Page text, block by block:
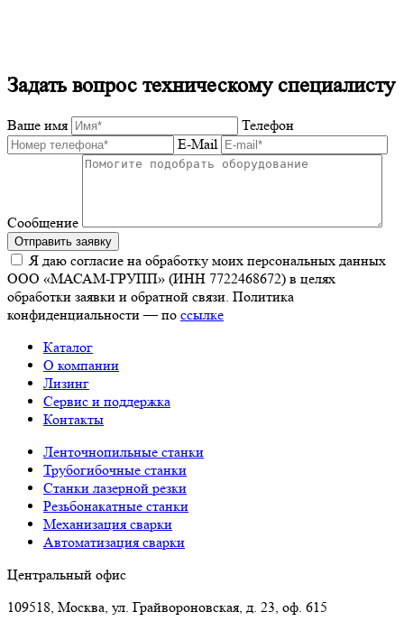
Задать вопрос техническому специалисту
Ваше имя
Телефон
E-Mail
Сообщение
Отправить заявку
Я даю согласие на обработку моих персональных данных
ООО «МАСАМ-ГРУПП» (ИНН 7722468672) в целях
обработки заявки и обратной связи. Политика
конфиденциальности — по ссылке
Каталог
О компании
Лизинг
Сервис и поддержка
Контакты
Ленточнопильные станки
Трубогибочные станки
Станки лазерной резки
Резьбонакатные станки
Механизация сварки
Автоматизация сварки
Центральный офис
109518, Москва, ул. Грайвороновская, д. 23, оф. 615